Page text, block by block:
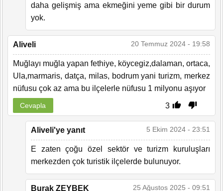
daha gelişmiş ama ekmeğini yeme gibi bir durum
yok.
Aliveli 20 Temmuz 2024 - 19:58
Muğlayı muğla yapan fethiye, köycegiz,dalaman, ortaca,
Ula,marmaris, datça, milas, bodrum yani turizm, merkez
nüfusu çok az ama bu ilçelerle nüfusu 1 milyonu aşıyor
3
Cevapla
Aliveli'ye yanıt 5 Ekim 2024 - 23:51
E zaten çoğu özel sektör ve turizm kuruluşları
merkezden çok turistik ilçelerde bulunuyor.
Burak ZEYBEK 25 Ağustos 2025 - 09:51